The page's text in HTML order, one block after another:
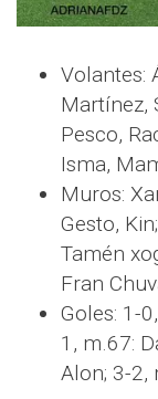
Volantes:
Martínez,
Pesco,
Isma,
Muros:
Gesto,
Tamén
Fran
Goles: 1-
1, m.67:
Alon; 3-2,